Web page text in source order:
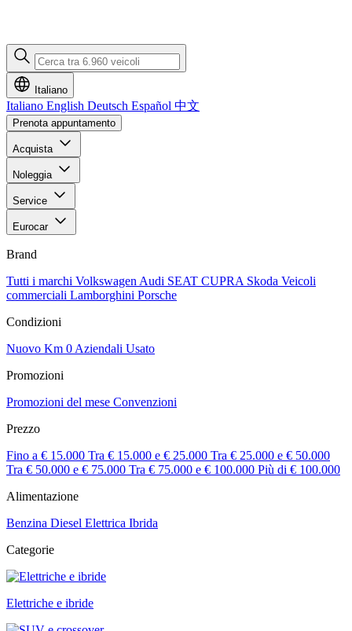
Italiano
Italiano English Deutsch Español 中文
Prenota appuntamento
Acquista
Noleggia
Service
Eurocar
Brand
Tutti i marchi Volkswagen Audi SEAT CUPRA Skoda Veicoli
commerciali Lamborghini Porsche
Condizioni
Nuovo Km 0 Aziendali Usato
Promozioni
Promozioni del mese Convenzioni
Prezzo
Fino a € 15.000 Tra € 15.000 e € 25.000 Tra € 25.000 e € 50.000
Tra € 50.000 e € 75.000 Tra € 75.000 e € 100.000 Più di € 100.000
Alimentazione
Benzina Diesel Elettrica Ibrida
Categorie
Elettriche e ibride